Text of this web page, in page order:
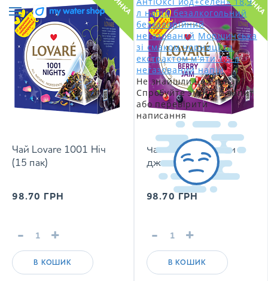
л напій безалкогольний
безкалорійний
негазований Моршинська
зі смаком чорниці та
екстрактом м'яти 1,5 л
негазований напій
Не знайшли цей товар?
Спробуйте змінити запит
або перевірити
написання
Чай Lovare 1001 Ніч
(15 пак)
98.70 ГРН
- +
В КОШИК
Чай Lovare Ягідний
джем (15 пак)
98.70 ГРН
- +
В КОШИК